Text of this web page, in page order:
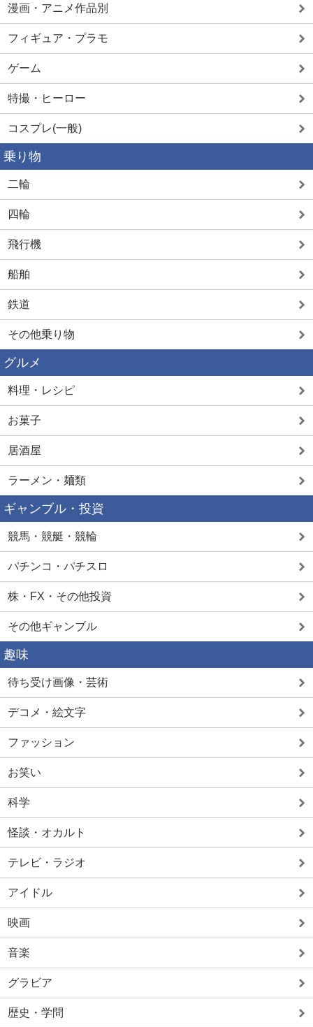
漫画・アニメ作品別
フィギュア・プラモ
ゲーム
特撮・ヒーロー
コスプレ(一般)
乗り物
二輪
四輪
飛行機
船舶
鉄道
その他乗り物
グルメ
料理・レシピ
お菓子
居酒屋
ラーメン・麺類
ギャンブル・投資
競馬・競艇・競輪
パチンコ・パチスロ
株・FX・その他投資
その他ギャンブル
趣味
待ち受け画像・芸術
デコメ・絵文字
ファッション
お笑い
科学
怪談・オカルト
テレビ・ラジオ
アイドル
映画
音楽
グラビア
歴史・学問